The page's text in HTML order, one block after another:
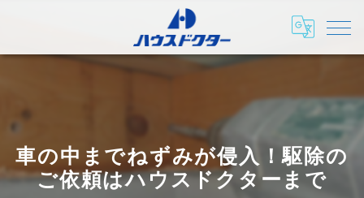
車の中までねずみが侵入！駆除の
ご依頼はハウスドクターまで